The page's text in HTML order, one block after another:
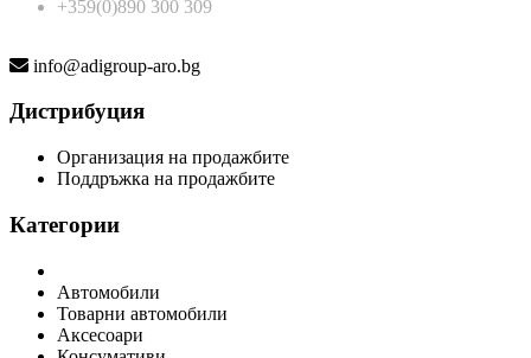
+359(0)890 300 309
info@adigroup-aro.bg
Дистрибуция
Организация на продажбите
Поддръжка на продажбите
Категории
Автомобили
Товарни автомобили
Аксесоари